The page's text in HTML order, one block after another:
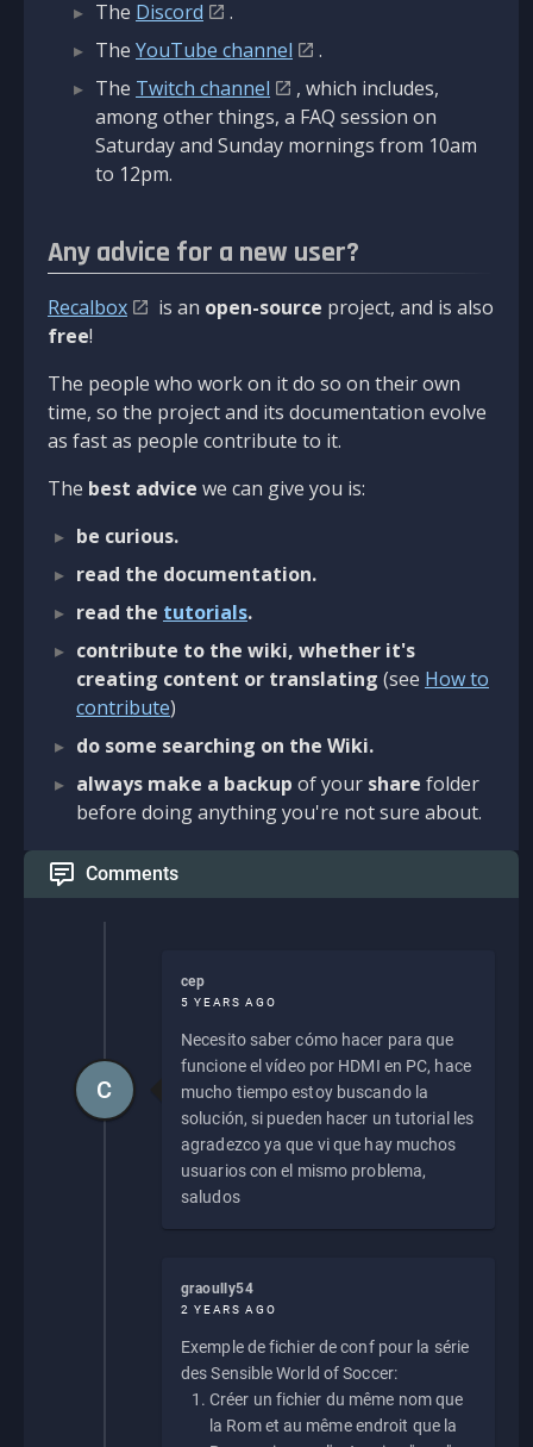
The Discord
.
The YouTube channel
.
The Twitch channel
, which includes,
among other things, a FAQ session on
Saturday and Sunday mornings from 10am
to 12pm.
Any advice for a new user?
Recalbox is an open-source project, and is also
free!
The people who work on it do so on their own
time, so the project and its documentation evolve
as fast as people contribute to it.
The best advice we can give you is:
be curious.
read the documentation.
read the tutorials.
contribute to the wiki, whether it's
creating content or translating (see How to
contribute)
do some searching on the Wiki.
always make a backup of your share folder
before doing anything you're not sure about.
Comments
cep
5 YEARS AGO
Necesito saber cómo hacer para que
funcione el vídeo por HDMI en PC, hace
mucho tiempo estoy buscando la
solución, si pueden hacer un tutorial les
agradezco ya que vi que hay muchos
usuarios con el mismo problema,
saludos
C
graoully54
2 YEARS AGO
Exemple de fichier de conf pour la série
des Sensible World of Soccer:
Créer un fichier du même nom que
la Rom et au même endroit que la